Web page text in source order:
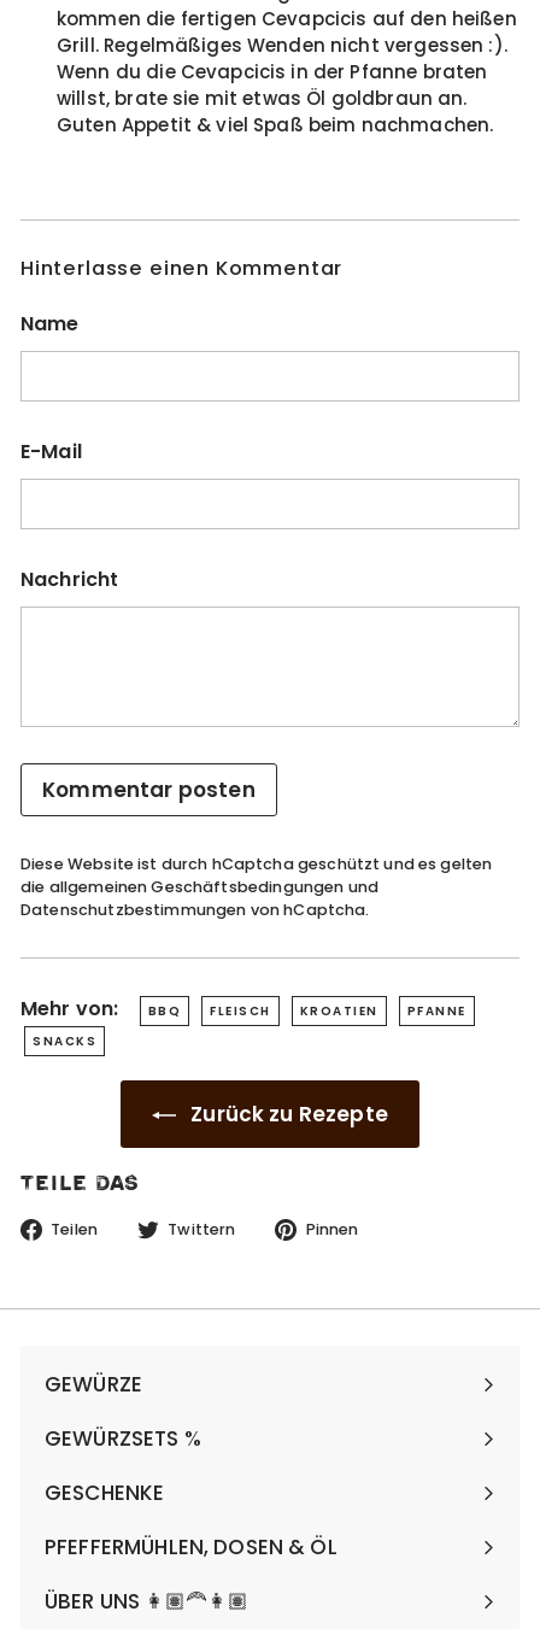
kommen die fertigen Cevapcicis auf den heißen
Grill. Regelmäßiges Wenden nicht vergessen :).
Wenn du die Cevapcicis in der Pfanne braten
willst, brate sie mit etwas Öl goldbraun an.
Guten Appetit & viel Spaß beim nachmachen.
Hinterlasse einen Kommentar
Name
E-Mail
Nachricht
Kommentar posten
Diese Website ist durch hCaptcha geschützt und es gelten
die allgemeinen Geschäftsbedingungen und
Datenschutzbestimmungen von hCaptcha.
Mehr von: BBQ FLEISCH KROATIEN
PFANNE
SNACKS
Zurück zu Rezepte
Teile das
Teilen
Auf
Twittern
Auf
Pinnen
GEWÜRZE
Menü
maximieren
GEWÜRZSETS %
Menü
maximieren
GESCHENKE
Menü
maximieren
PFEFFERMÜHLEN, DOSEN & ÖL
Menü
maximieren
ÜBER UNS 👩🏽‍🦰👩🏽